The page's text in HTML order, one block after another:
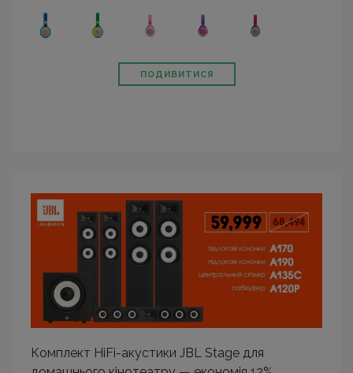
ПОДИВИТИСЯ
Комплект HiFi-акустики JBL Stage для